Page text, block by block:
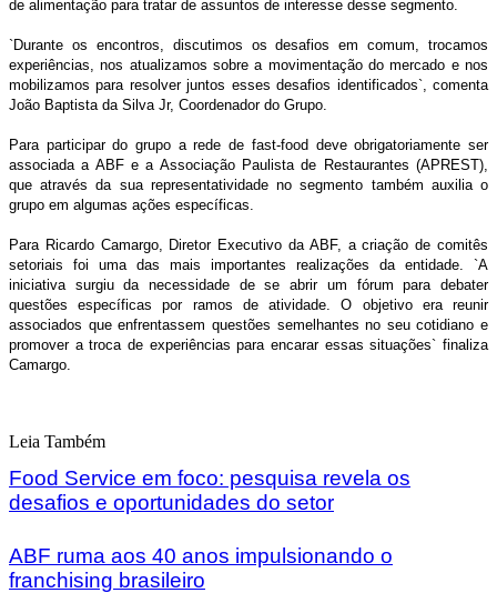
de alimentação para tratar de assuntos de interesse desse segmento.
`Durante os encontros, discutimos os desafios em comum, trocamos
experiências, nos atualizamos sobre a movimentação do mercado e nos
mobilizamos para resolver juntos esses desafios identificados`, comenta
João Baptista da Silva Jr, Coordenador do Grupo.
Para participar do grupo a rede de fast-food deve obrigatoriamente ser
associada a ABF e a Associação Paulista de Restaurantes (APREST),
que através da sua representatividade no segmento também auxilia o
grupo em algumas ações específicas.
Para RicardoCamargo, Diretor Executivo da ABF, a criação de comitês
setoriais foi uma das mais importantes realizações da entidade. `A
iniciativa surgiu da necessidade de se abrir um fórum para debater
questões específicas por ramos de atividade. O objetivo era reunir
associados que enfrentassem questões semelhantes no seu cotidiano e
promover a troca de experiências para encarar essas situações` finaliza
Camargo.
Leia Também
Food Service em foco: pesquisa revela os
desafios e oportunidades do setor
ABF ruma aos 40 anos impulsionando o
franchising brasileiro